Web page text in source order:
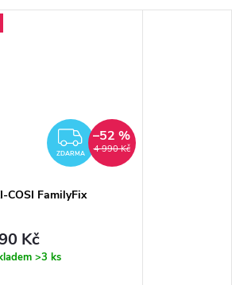
ZDARMA
ZDARMA 4 990 Kč
–52 %
COSI FamilyFix
Kč
>3 ks